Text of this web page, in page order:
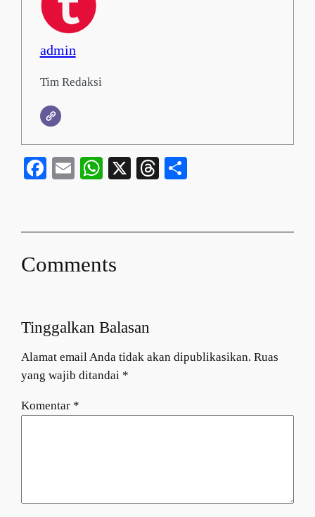
admin
Tim Redaksi
Facebook
EmailWhatsApp
X Threads
Comments
Tinggalkan Balasan
Alamat email Anda tidak akan dipublikasikan. Ruas
yang wajib ditandai *
Komentar *